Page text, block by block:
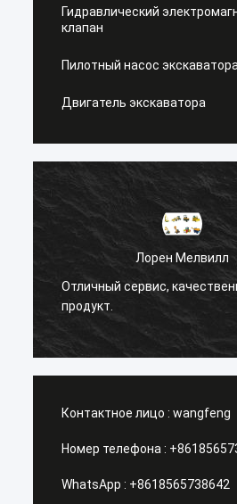
Гидравлический
клапан
Пилотный насос экскаватора
Двигатель экскаватора
Контактное лицо : wangfeng
Номер телефона :
WhatsApp : +8618565738642